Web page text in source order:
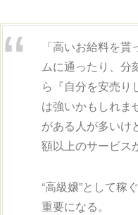
「高いお給料を
ムに通ったり、分
ら『自分を安売り
は強いかもしれま
がある人が多いけ
額以上のサービス
“高級嬢”として稼
重要になる。